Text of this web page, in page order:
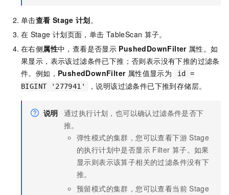
单击查看 Stage 计划。
在 Stage 计划页面，单击 TableScan 算子。
在右侧属性中，查看是否显示 PushedDownFilter 属性。如
果显示，表示该过滤条件已下推；否则表示没有下推的过滤条
件。例如， PushedDownFilter属性值显示为
id =
BIGINT '277941'
，说明该过滤条件已下推到存储层。
说明 通过执行计划，也可以确认过滤条件是否下
推。
弹性模式的集群，您可以查看下游 Stage
的执行计划中是否显示 Filter 算子。如果
显示则表示该算子相关的过滤条件没有下
推。
预留模式的集群，您可以查看当前 Stage